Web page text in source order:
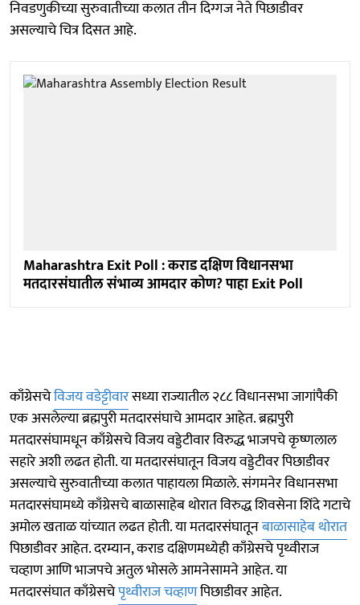
निवडणुकीच्या सुरुवातीच्या कलात तीन दिग्गज नेते पिछाडीवर
असल्याचे चित्र दिसत आहे.
Maharashtra Exit Poll : कराड दक्षिण विधानसभा
मतदारसंघातील संभाव्य आमदार कोण? पाहा Exit Poll
काँग्रेसचेविजय वडेट्टीवारसध्या राज्यातील २८८ विधानसभा जागांपैकी
एक असलेल्या ब्रह्मपुरी मतदारसंघाचे आमदार आहेत. ब्रह्मपुरी
मतदारसंघामधून काँग्रेसचे विजय वड्डेटीवार विरुद्ध भाजपचे कृष्णलाल
सहारे अशी लढत होती. या मतदारसंघातून विजय वड्डेटीवर पिछाडीवर
असल्याचे सुरुवातीच्या कलात पाहायला मिळाले. संगमनेर विधानसभा
मतदारसंघामध्ये काँग्रेसचे बाळासाहेब थोरात विरुद्ध शिवसेना शिंदे गटाचे
अमोल खताळ यांच्यात लढत होती. या मतदारसंघातूनबाळासाहेब थोरात
पिछाडीवर आहेत. दरम्यान, कराड दक्षिणमध्येही काँग्रेसचे पृथ्वीराज
चव्हाण आणि भाजपचे अतुल भोसले आमनेसामने आहेत. या
मतदारसंघात काँग्रेसचेपृथ्वीराज चव्हाणपिछाडीवर आहेत.